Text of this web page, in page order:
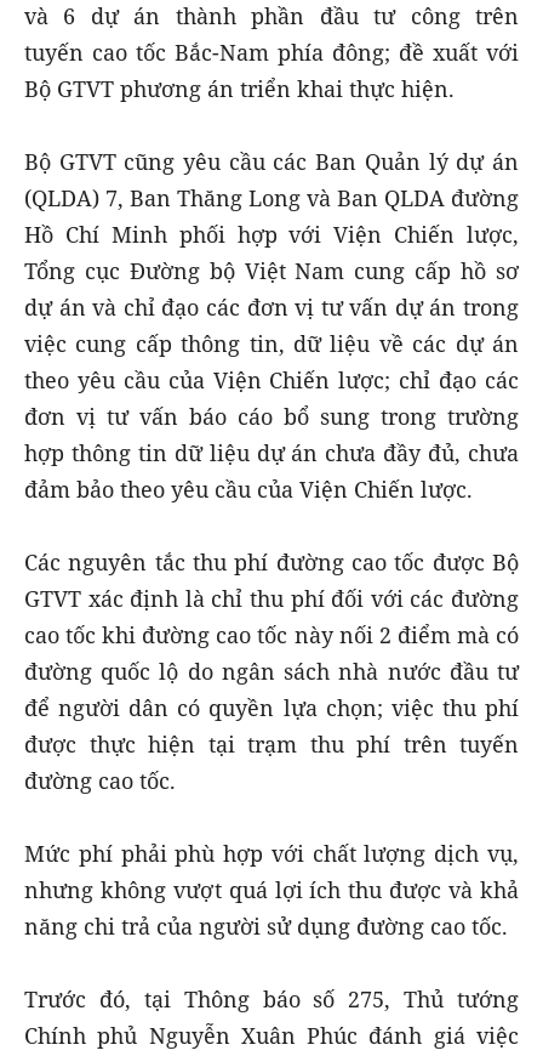
và 6 dự án thành phần đầu tư công trên
tuyến cao tốc Bắc-Nam phía đông; đề xuất với
Bộ GTVT phương án triển khai thực hiện.
Bộ GTVT cũng yêu cầu các Ban Quản lý dự án
(QLDA) 7, Ban Thăng Long và Ban QLDA đường
Hồ Chí Minh phối hợp với Viện Chiến lược,
Tổng cục Đường bộ Việt Nam cung cấp hồ sơ
dự án và chỉ đạo các đơn vị tư vấn dự án trong
việc cung cấp thông tin, dữ liệu về các dự án
theo yêu cầu của Viện Chiến lược; chỉ đạo các
đơn vị tư vấn báo cáo bổ sung trong trường
hợp thông tin dữ liệu dự án chưa đầy đủ, chưa
đảm bảo theo yêu cầu của Viện Chiến lược.
Các nguyên tắc thu phí đường cao tốc được Bộ
GTVT xác định là chỉ thu phí đối với các đường
cao tốc khi đường cao tốc này nối 2 điểm mà có
đường quốc lộ do ngân sách nhà nước đầu tư
để người dân có quyền lựa chọn; việc thu phí
được thực hiện tại trạm thu phí trên tuyến
đường cao tốc.
Mức phí phải phù hợp với chất lượng dịch vụ,
nhưng không vượt quá lợi ích thu được và khả
năng chi trả của người sử dụng đường cao tốc.
Trước đó, tại Thông báo số 275, Thủ tướng
Chính phủ Nguyễn Xuân Phúc đánh giá việc